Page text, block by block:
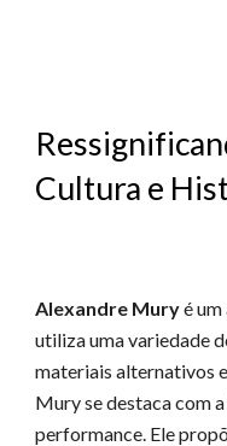
Cultura e
Alexandre Muryé
utiliza uma variedade
materiais alternativos
Mury se destaca com
performance. Ele